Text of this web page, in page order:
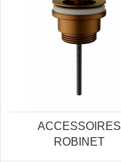
ACCESSOIRES
ROBINET